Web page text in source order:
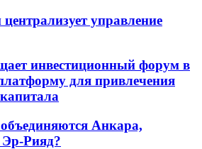
управление
инвестиционный форум в
для привлечения
Анкара,
Рияд?